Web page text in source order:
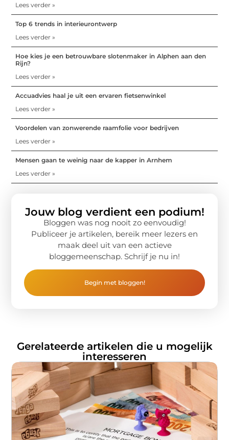
Lees verder »
Top 6 trends in interieurontwerp
Lees verder »
Hoe kies je een betrouwbare slotenmaker in Alphen aan den
Rijn?
Lees verder »
Accuadvies haal je uit een ervaren fietsenwinkel
Lees verder »
Voordelen van zonwerende raamfolie voor bedrijven
Lees verder »
Mensen gaan te weinig naar de kapper in Arnhem
Lees verder »
Jouw blog verdient een podium!
Bloggen was nog nooit zo eenvoudig!
Publiceer je artikelen, bereik meer lezers en
maak deel uit van een actieve
bloggemeenschap. Schrijf je nu in!
Begin met bloggen!
Gerelateerde artikelen die u mogelijk
interesseren